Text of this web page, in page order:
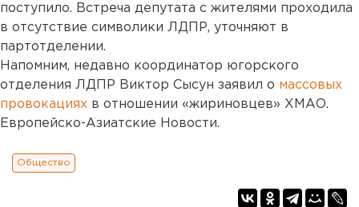
поступило. Встреча депутата с жителями проходила
в отсутствие символики ЛДПР, уточняют в
партотделении.
Напомним, недавно координатор югорского
отделения ЛДПР Виктор Сысун заявил о массовых
провокациях в отношении «жириновцев» ХМАО.
Европейско-Азиатские Новости.
Общество